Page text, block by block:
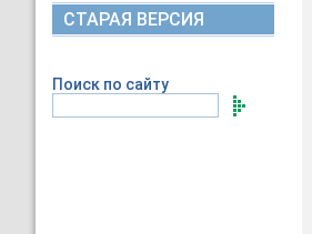
СТАРАЯ ВЕРСИЯ
Поиск по сайту